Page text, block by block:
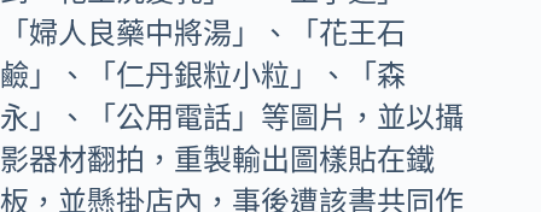
「婦人良藥中將湯」、「花王石
鹼」、「仁丹銀粒小粒」、「森
永」、「公用電話」等圖片，並以攝
影器材翻拍，重製輸出圖樣貼在鐵
板，並懸掛店內，事後遭該書共同作